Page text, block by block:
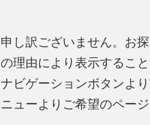
申し訳ございません。お
の理由により表示すること
ナビゲーションボタンよ
ニューよりご希望のペー